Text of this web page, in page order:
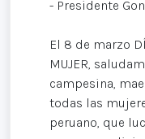
- Presidente
El 8 de marzo
MUJER,
campesina,
todas las
peruano, que